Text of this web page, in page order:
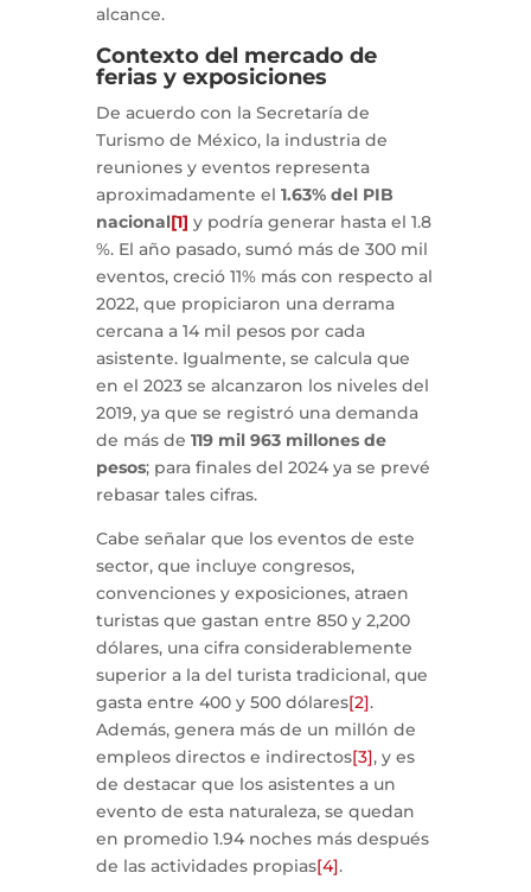
alcance.
Contexto del mercado de
ferias y exposiciones
De acuerdo con la Secretaría de
Turismo de México, la industria de
reuniones y eventos representa
aproximadamente el 1.63% del PIB
nacional[1] y podría generar hasta el 1.8
%. El año pasado, sumó más de 300 mil
eventos, creció 11% más con respecto al
2022, que propiciaron una derrama
cercana a 14 mil pesos por cada
asistente. Igualmente, se calcula que
en el 2023 se alcanzaron los niveles del
2019, ya que se registró una demanda
de más de 119 mil 963 millones de
pesos; para finales del 2024 ya se prevé
rebasar tales cifras.
Cabe señalar que los eventos de este
sector, que incluye congresos,
convenciones y exposiciones, atraen
turistas que gastan entre 850 y 2,200
dólares, una cifra considerablemente
superior a la del turista tradicional, que
gasta entre 400 y 500 dólares[2].
Además, genera más de un millón de
empleos directos e indirectos[3], y es
de destacar que los asistentes a un
evento de esta naturaleza, se quedan
en promedio 1.94 noches más después
de las actividades propias[4].